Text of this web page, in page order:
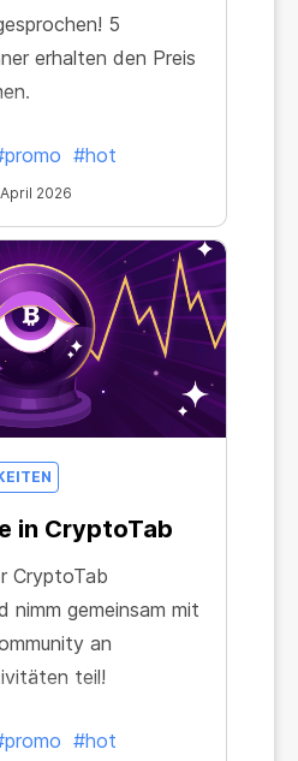
5
erhalten den Preis
#hot
April 2026
in CryptoTab
CryptoTab
nimm gemeinsam mit
an
teil!
#hot